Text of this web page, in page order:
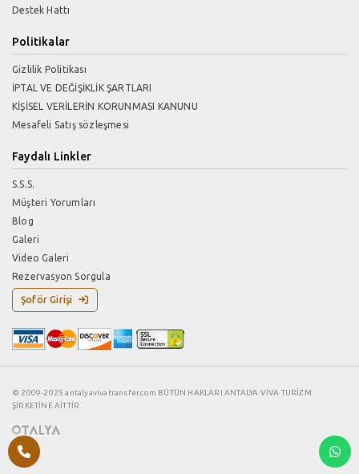
Destek Hattı
Politikalar
Gizlilik Politikası
İPTAL VE DEĞİŞİKLİK ŞARTLARI
KİŞİSEL VERİLERİN KORUNMASI KANUNU
Mesafeli Satış sözleşmesi
Faydalı Linkler
S.S.S.
Müşteri Yorumları
Blog
Galeri
Video Galeri
Rezervasyon Sorgula
Şoför Girişi
© 2009-2025 antalyavivatransfer.com BÜTÜN HAKLARI ANTALYA VİVA TURİZM
ŞİRKETİNE AİTTİR.